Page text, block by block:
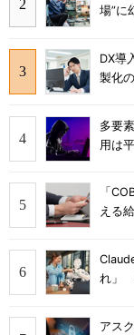
場”に
DX導
製化
多要
用は
「
える
れ」
アス